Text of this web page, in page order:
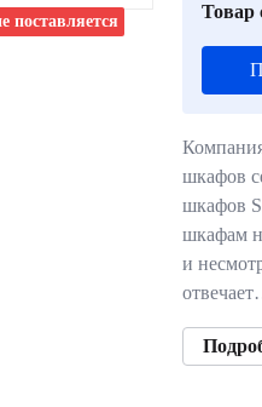
поставляется Товар
шкафов
шкафов
шкафам
и